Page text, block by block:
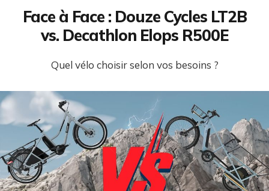
Face à Face : Douze Cycles LT2B
vs. Decathlon Elops R500E
Quel vélo choisir selon vos besoins ?